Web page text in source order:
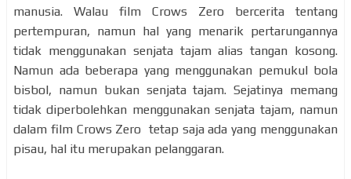
manusia. Walau film Crows Zero bercerita tentang
pertempuran, namun hal yang menarik pertarungannya
tidak menggunakan senjata tajam alias tangan kosong.
Namun ada beberapa yang menggunakan pemukul bola
bisbol, namun bukan senjata tajam. Sejatinya memang
tidak diperbolehkan menggunakan senjata tajam, namun
dalam film Crows Zero tetap saja ada yang menggunakan
pisau, hal itu merupakan pelanggaran.